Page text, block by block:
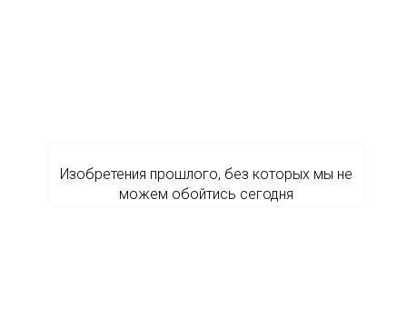
Изобретения прошлого, без которых мы не
можем обойтись сегодня